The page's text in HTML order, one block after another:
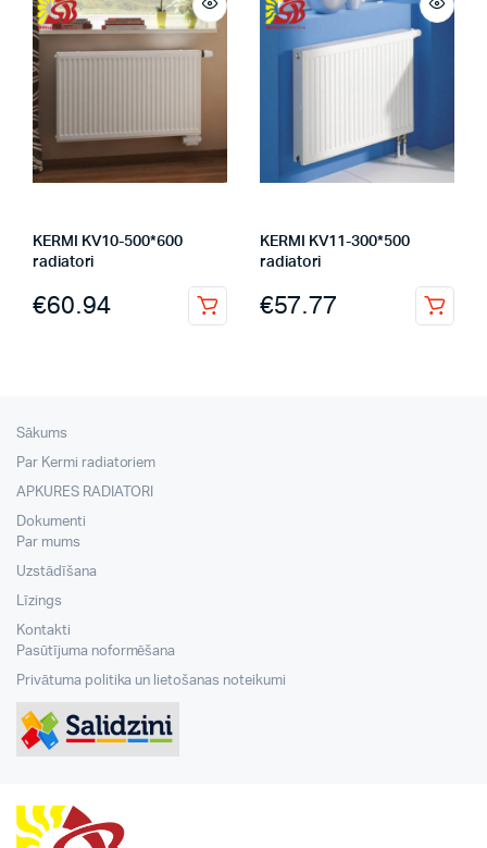
KERMI KV10-500*600
radiatori
€60.94
KERMI KV11-300*500
radiatori
€57.77
Sākums
Par Kermi radiatoriem
APKURES RADIATORI
Dokumenti
Par mums
Uzstādīšana
Līzings
Kontakti
Pasūtījuma noformēšana
Privātuma politika un lietošanas noteikumi